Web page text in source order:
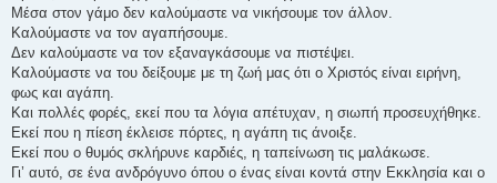
Μέσα στον γάμο δεν καλούμαστε να νικήσουμε τον άλλον.
Καλούμαστε να τον αγαπήσουμε.
Δεν καλούμαστε να τον εξαναγκάσουμε να πιστέψει.
Καλούμαστε να του δείξουμε με τη ζωή μας ότι ο Χριστός είναι ειρήνη,
φως και αγάπη.
Και πολλές φορές, εκεί που τα λόγια απέτυχαν, η σιωπή προσευχήθηκε.
Εκεί που η πίεση έκλεισε πόρτες, η αγάπη τις άνοιξε.
Εκεί που ο θυμός σκλήρυνε καρδιές, η ταπείνωση τις μαλάκωσε.
Γι’ αυτό, σε ένα ανδρόγυνο όπου ο ένας είναι κοντά στην Εκκλησία και ο